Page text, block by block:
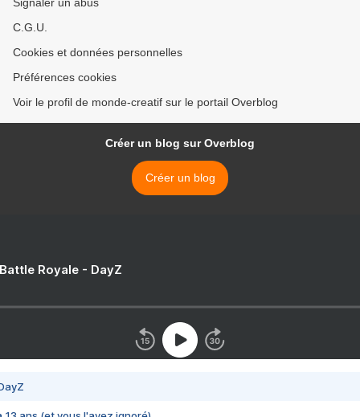
C.G.U.
Cookies et données personnelles
Préférences cookies
Voir le profil de monde-creatif sur le portail Overblog
Créer un blog sur Overblog
Créer un blog
Royale - DayZ